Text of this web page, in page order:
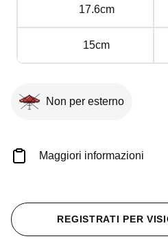
cm
17.6cm
15cm
Non per esterno
Maggiori informazioni
REGISTRATI PER